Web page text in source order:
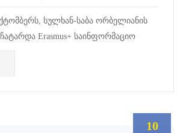
სულხან-საბა ორბელიანის
Erasmus+ საინფორმაციო
დაინტერესებულ პირებს მიეწოდათ
Erasmus+...
10